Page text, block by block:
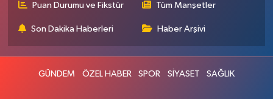
Puan Durumu ve Fikstür Tüm Manşetler
Son Dakika Haberleri Haber Arşivi
GÜNDEM ÖZEL HABER SPOR SİYASET SAĞLIK